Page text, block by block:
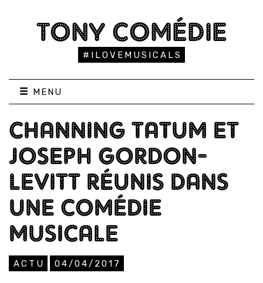
TONY COMÉDIE
#ILOVEMUSICALS
MENU
CHANNING TATUM ET
JOSEPH GORDON-
LEVITT RÉUNIS DANS
UNE COMÉDIE
MUSICALE
ACTU 04/04/2017